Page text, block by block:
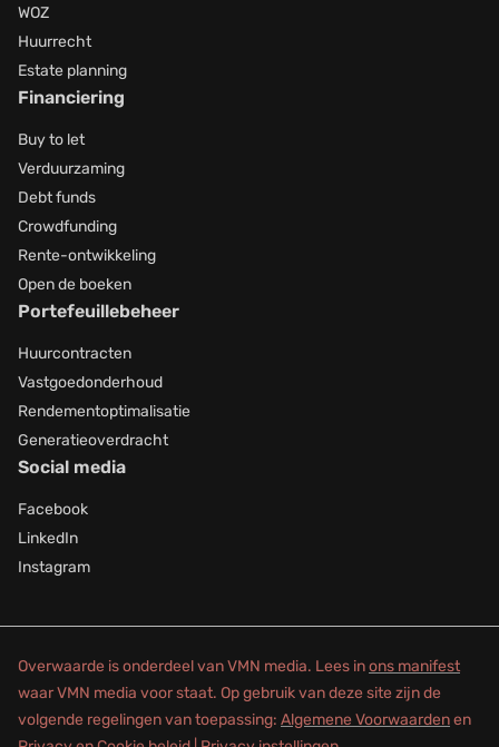
WOZ
Huurrecht
Estate planning
Financiering
Buy to let
Verduurzaming
Debt funds
Crowdfunding
Rente-ontwikkeling
Open de boeken
Portefeuillebeheer
Huurcontracten
Vastgoedonderhoud
Rendementoptimalisatie
Generatieoverdracht
Social media
Facebook
LinkedIn
Instagram
Overwaarde is onderdeel van VMN media. Lees inons manifest
waar VMN media voor staat. Op gebruik van deze site zijn de
volgende regelingen van toepassing: Algemene Voorwaardenen